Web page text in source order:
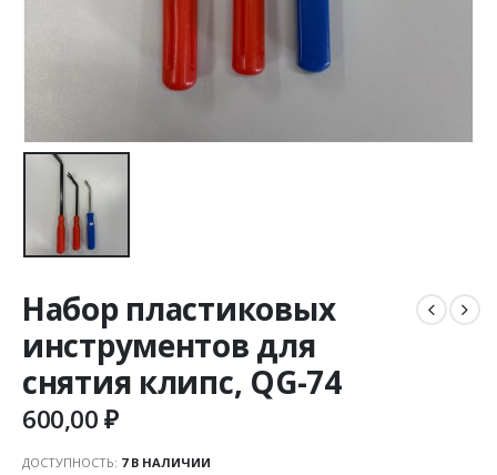
Набор пластиковых
инструментов для
снятия клипс, QG-74
600,00₽
ДОСТУПНОСТЬ: 7 В НАЛИЧИИ